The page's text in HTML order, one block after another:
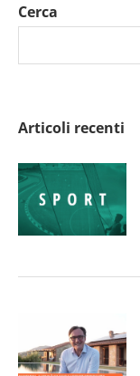
Cerca
Articoli recenti